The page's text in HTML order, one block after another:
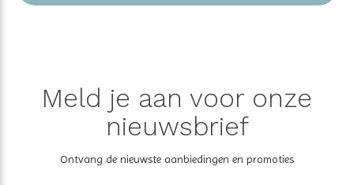
Meld je aan voor onze
nieuwsbrief
Ontvang de nieuwste aanbiedingen en promoties